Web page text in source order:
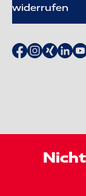
widerrufen